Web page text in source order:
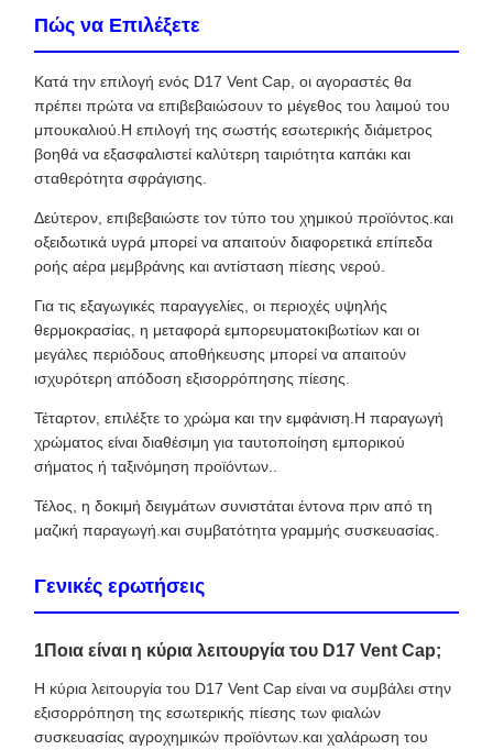
Πώς να Επιλέξετε
Κατά την επιλογή ενός D17 Vent Cap, οι αγοραστές θα
πρέπει πρώτα να επιβεβαιώσουν το μέγεθος του λαιμού του
μπουκαλιού.Η επιλογή της σωστής εσωτερικής διάμετρος
βοηθά να εξασφαλιστεί καλύτερη ταιριότητα καπάκι και
σταθερότητα σφράγισης.
Δεύτερον, επιβεβαιώστε τον τύπο του χημικού προϊόντος.και
οξειδωτικά υγρά μπορεί να απαιτούν διαφορετικά επίπεδα
ροής αέρα μεμβράνης και αντίσταση πίεσης νερού.
Για τις εξαγωγικές παραγγελίες, οι περιοχές υψηλής
θερμοκρασίας, η μεταφορά εμπορευματοκιβωτίων και οι
μεγάλες περιόδους αποθήκευσης μπορεί να απαιτούν
ισχυρότερη απόδοση εξισορρόπησης πίεσης.
Τέταρτον, επιλέξτε το χρώμα και την εμφάνιση.Η παραγωγή
χρώματος είναι διαθέσιμη για ταυτοποίηση εμπορικού
σήματος ή ταξινόμηση προϊόντων..
Τέλος, η δοκιμή δειγμάτων συνιστάται έντονα πριν από τη
μαζική παραγωγή.και συμβατότητα γραμμής συσκευασίας.
Γενικές ερωτήσεις
1Ποια είναι η κύρια λειτουργία του D17 Vent Cap;
Η κύρια λειτουργία του D17 Vent Cap είναι να συμβάλει στην
εξισορρόπηση της εσωτερικής πίεσης των φιαλών
συσκευασίας αγροχημικών προϊόντων.και χαλάρωση του